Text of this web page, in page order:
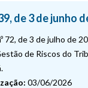
de 3 de junho
72, de 3 de julho de
de Riscos do
03/06/2026